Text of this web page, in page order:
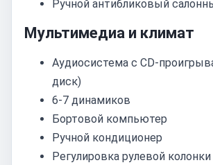
Ручной антибликовый
Мультимедиа и климат
Аудиосистема с CD-
диск)
6-7 динамиков
Бортовой компьютер
Ручной кондиционер
Регулировка рулевой